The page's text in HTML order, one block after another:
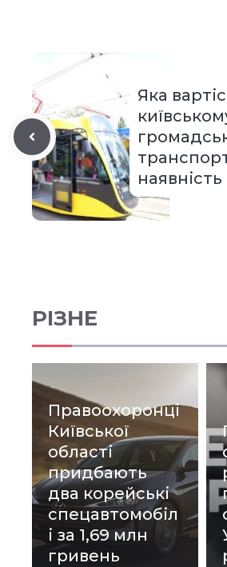
Яка
РІЗНЕ
Правоохоронці
Київської
області
придбають
два корейські
спецавтомобіл
і за 1,69 млн
гривень